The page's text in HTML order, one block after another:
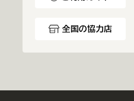
全国の協力店